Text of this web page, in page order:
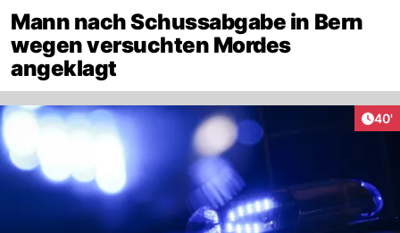
Mann nach Schussabgabe in Bern
wegen versuchten Mordes
angeklagt
40'